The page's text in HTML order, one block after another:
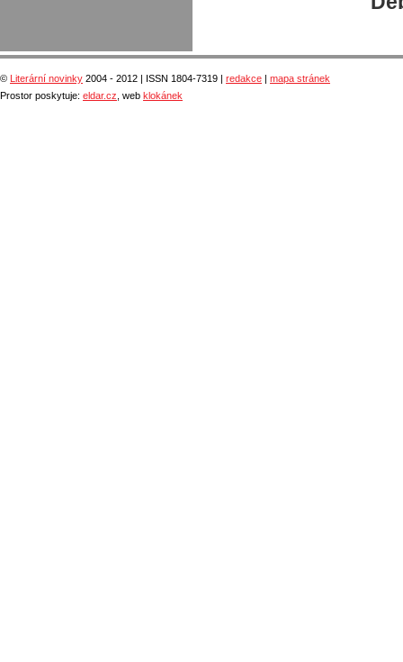
© Literární novinky 2004 - 2012 | ISSN 1804-7319 | redakce
mapa stránek
Prostor poskytuje: eldar.cz , web klokánek